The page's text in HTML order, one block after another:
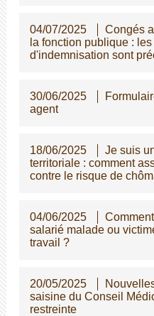
04/07/2025
Congés
la fonction publique :
d'indemnisation sont
30/06/2025
agent
18/06/2025
Je suis
territoriale : comment
contre le risque de
04/06/2025
salarié malade ou
travail ?
20/05/2025
saisine du Conseil
restreinte